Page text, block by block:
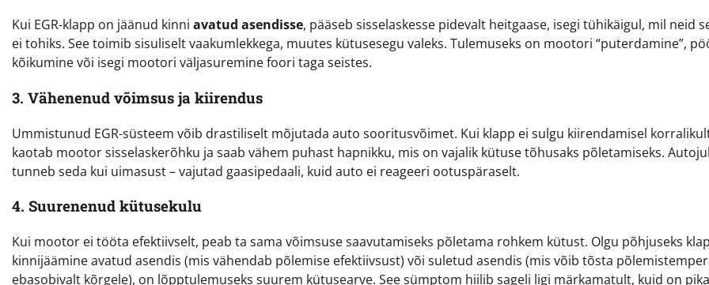
Kui EGR-klapp on jäänud kinni avatud asendisse, pääseb sisselaskesse pidevalt heitgaase, isegi tühikäigul, mil neid
ei tohiks. See toimib sisuliselt vaakumlekkega, muutes kütusesegu valeks. Tulemuseks on mootori “puterdamine”,
kõikumine või isegi mootori väljasuremine foori taga seistes.
3. Vähenenud võimsus ja kiirendus
Ummistunud EGR-süsteem võib drastiliselt mõjutada auto sooritusvõimet. Kui klapp ei sulgu kiirendamisel
kaotab mootor sisselaskerõhku ja saab vähem puhast hapnikku, mis on vajalik kütuse tõhusaks põletamiseks.
tunneb seda kui uimasust – vajutad gaasipedaali, kuid auto ei reageeri ootuspäraselt.
4. Suurenenud kütusekulu
Kui mootor ei tööta efektiivselt, peab ta sama võimsuse saavutamiseks põletama rohkem kütust. Olgu põhjuseks
kinnijäämine avatud asendis (mis vähendab põlemise efektiivsust) või suletud asendis (mis võib tõsta
ebasobivalt kõrgele), on lõpptulemuseks suurem kütusearve. See sümptom hiilib sageli ligi märkamatult, kuid on